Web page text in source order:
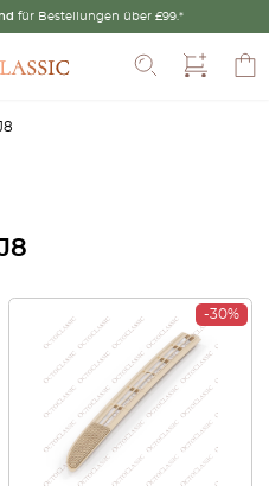
für Bestellungen über £99.*Suche
-30%